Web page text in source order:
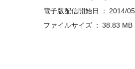
電子版配信開始日
2014/
ファイルサイズ
38.83 MB